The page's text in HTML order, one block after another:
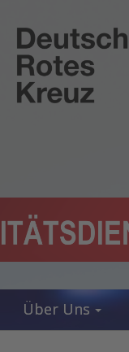
Über Uns